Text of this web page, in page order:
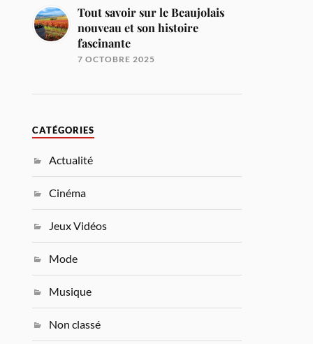
Tout savoir sur le Beaujolais
nouveau et son histoire
fascinante
7 OCTOBRE 2025
CATÉGORIES
Actualité
Cinéma
Jeux Vidéos
Mode
Musique
Non classé